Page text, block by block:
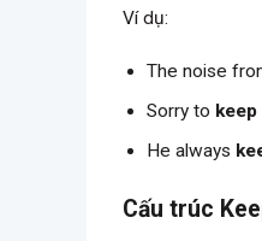
Ví dụ:
The noise
Sorry to keep
He always
Cấu trúc